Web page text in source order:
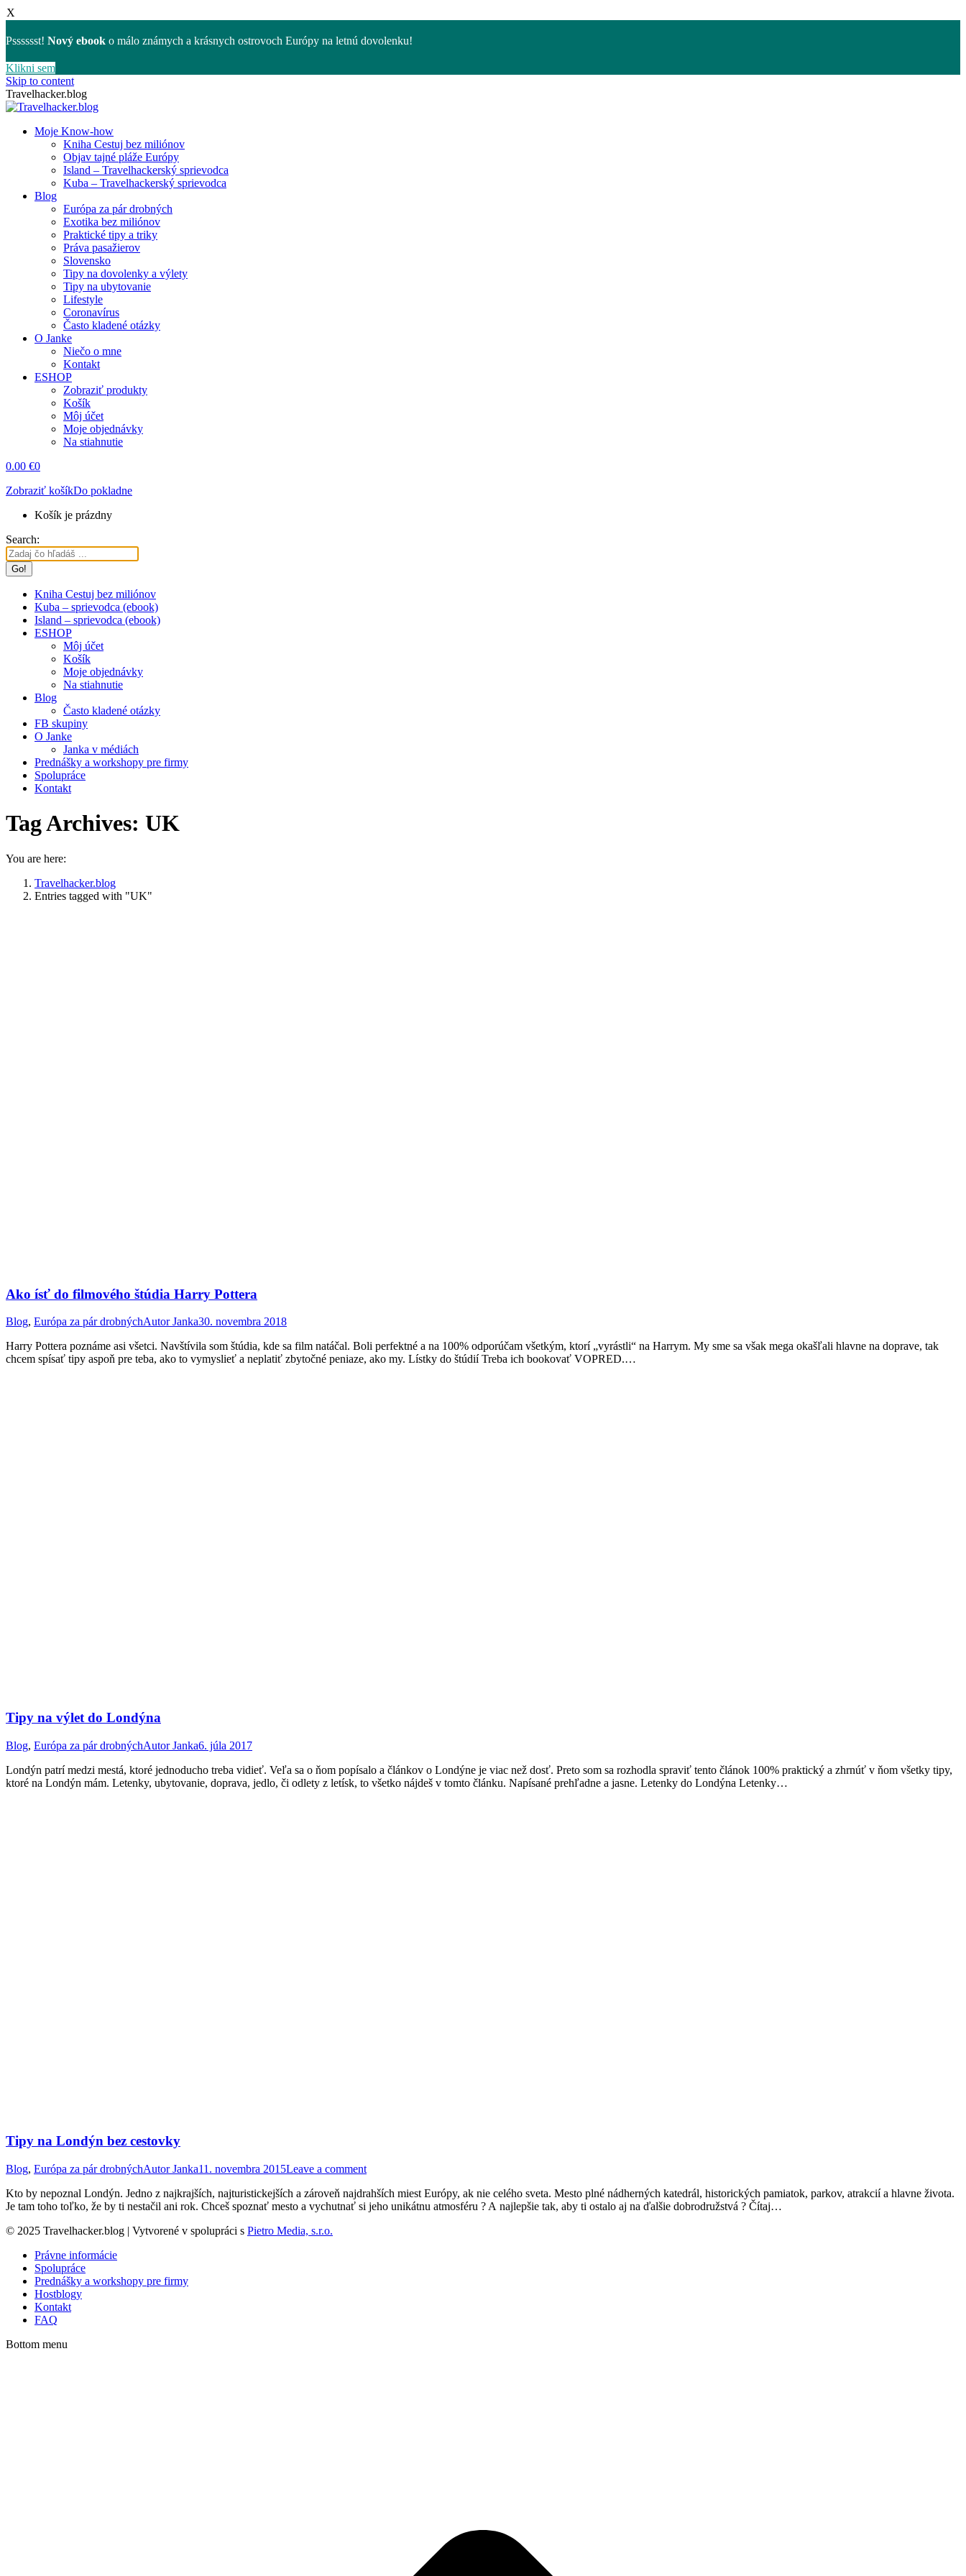
X
Psssssst! Nový ebook o málo známych a krásnych ostrovoch Európy na letnú dovolenku!
Klikni sem
Skip to content
Travelhacker.blog
Moje Know-how
Kniha Cestuj bez miliónov
Objav tajné pláže Európy
Island – Travelhackerský sprievodca
Kuba – Travelhackerský sprievodca
Blog
Európa za pár drobných
Exotika bez miliónov
Praktické tipy a triky
Práva pasažierov
Slovensko
Tipy na dovolenky a výlety
Tipy na ubytovanie
Lifestyle
Coronavírus
Často kladené otázky
O Janke
Niečo o mne
Kontakt
ESHOP
Zobraziť produkty
Košík
Môj účet
Moje objednávky
Na stiahnutie
0.00 €0
Zobraziť košíkDo pokladne
Košík je prázdny
Search:
Kniha Cestuj bez miliónov
Kuba – sprievodca (ebook)
Island – sprievodca (ebook)
ESHOP
Môj účet
Košík
Moje objednávky
Na stiahnutie
Blog
Často kladené otázky
FB skupiny
O Janke
Janka v médiách
Prednášky a workshopy pre firmy
Spolupráce
Kontakt
Tag Archives: UK
You are here:
Travelhacker.blog
Entries tagged with "UK"
Ako ísť do filmového štúdia Harry Pottera
Blog, Európa za pár drobnýchAutorJanka30. novembra 2018
Harry Pottera poznáme asi všetci. Navštívila som štúdia, kde sa film natáčal. Boli perfektné a na 100% odporúčam všetkým, ktorí „vyrástli“ na Harrym. My sme sa však mega okašľali hlavne na doprave, tak
chcem spísať tipy aspoň pre teba, ako to vymyslieť a neplatiť zbytočné peniaze, ako my. Lístky do štúdií Treba ich bookovať VOPRED.…
Tipy na výlet do Londýna
Blog, Európa za pár drobnýchAutorJanka6. júla 2017
Londýn patrí medzi mestá, ktoré jednoducho treba vidieť. Veľa sa o ňom popísalo a článkov o Londýne je viac než dosť. Preto som sa rozhodla spraviť tento článok 100% praktický a zhrnúť v ňom všetky tipy,
ktoré na Londýn mám. Letenky, ubytovanie, doprava, jedlo, či odlety z letísk, to všetko nájdeš v tomto článku. Napísané prehľadne a jasne. Letenky do Londýna Letenky…
Tipy na Londýn bez cestovky
Blog, Európa za pár drobnýchAutorJanka11. novembra 2015Leave a comment
Kto by nepoznal Londýn. Jedno z najkrajších, najturistickejších a zároveň najdrahších miest Európy, ak nie celého sveta. Mesto plné nádherných katedrál, historických pamiatok, parkov, atrakcií a hlavne života.
Je tam toho toľko, že by ti nestačil ani rok. Chceš spoznať mesto a vychutnať si jeho unikátnu atmosféru ? A najlepšie tak, aby ti ostalo aj na ďalšie dobrodružstvá ? Čítaj…
© 2025 Travelhacker.blog | Vytvorené v spolupráci s Pietro Media, s.r.o.
Právne informácie
Spolupráce
Prednášky a workshopy pre firmy
Hostblogy
Kontakt
FAQ
Bottom menu